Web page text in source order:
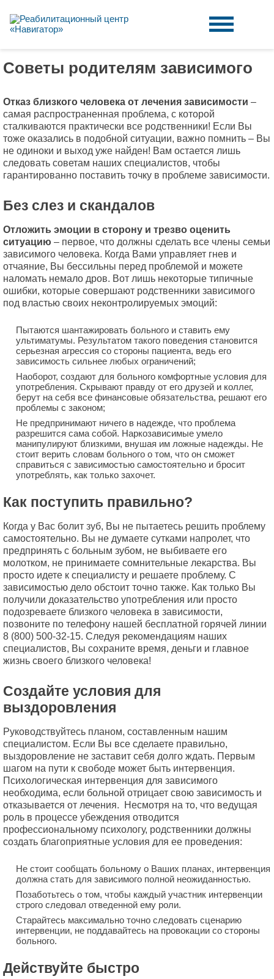
Советы родителям зависимого
Отказ близкого человека от лечения зависимости –
самая распространенная проблема, с которой
сталкиваются практически все родственники! Если Вы
тоже оказались в подобной ситуации, важно помнить – Вы
не одиноки и выход уже найден! Вам остается лишь
следовать советам наших специалистов, чтобы
гарантированно поставить точку в проблеме зависимости.
Без слез и скандалов
Отложить эмоции в сторону и трезво оценить
ситуацию – первое, что должны сделать все члены семьи
зависимого человека. Когда Вами управляет гнев и
отчаяние, Вы бессильны перед проблемой и можете
наломать немало дров. Вот лишь некоторые типичные
ошибки, которые совершают родственники зависимого
под властью своих неконтролируемых эмоций:
Пытаются шантажировать больного и ставить ему
ультиматумы. Результатом такого поведения становится
серьезная агрессия со стороны пациента, ведь его
зависимость сильнее любых ограничений;
Наоборот, создают для больного комфортные условия для
употребления. Скрывают правду от его друзей и коллег,
берут на себя все финансовые обязательства, решают его
проблемы с законом;
Не предпринимают ничего в надежде, что проблема
разрешится сама собой. Наркозависимые умело
манипулируют близкими, внушая им ложные надежды. Не
стоит верить словам больного о том, что он сможет
справиться с зависимостью самостоятельно и бросит
употреблять, как только захочет.
Как поступить правильно?
Когда у Вас болит зуб, Вы не пытаетесь решить проблему
самостоятельно. Вы не думаете сутками напролет, что
предпринять с больным зубом, не выбиваете его
молотком, не принимаете сомнительные лекарства. Вы
просто идете к специалисту и решаете проблему. С
зависимостью дело обстоит точно также. Как только Вы
получили доказательство употребления или просто
подозреваете близкого человека в зависимости,
позвоните по телефону нашей бесплатной горячей линии
8 (800) 500-32-15. Следуя рекомендациям наших
специалистов, Вы сохраните время, деньги и главное
жизнь своего близкого человека!
Создайте условия для
выздоровления
Руководствуйтесь планом, составленным нашим
специалистом. Если Вы все сделаете правильно,
выздоровление не заставит себя долго ждать. Первым
шагом на пути к свободе может быть интервенция.
Психологическая интервенция для зависимого
необходима, если больной отрицает свою зависимость и
отказывается от лечения. Несмотря на то, что ведущая
роль в процессе убеждения отводится
профессиональному психологу, родственники должны
создать благоприятные условия для ее проведения:
Не стоит сообщать больному о Ваших планах, интервенция
должна стать для зависимого полной неожиданностью.
Позаботьтесь о том, чтобы каждый участник интервенции
строго следовал отведенной ему роли.
Старайтесь максимально точно следовать сценарию
интервенции, не поддавайтесь на провокации со стороны
больного.
Действуйте быстро